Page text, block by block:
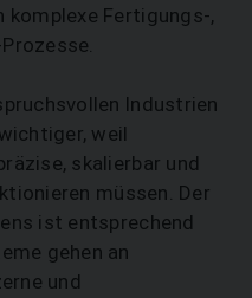
Fertigungs-,
Industrien
weil
skalierbar und
müssen. Der
ist entsprechend
gehen an
und